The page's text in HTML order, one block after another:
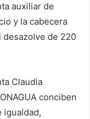
auxiliar de
y la cabecera
desazolve de 220
Claudia
conciben
igualdad,